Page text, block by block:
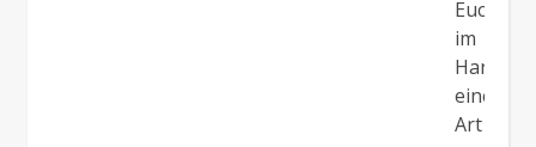
Euch
im
eine
Art